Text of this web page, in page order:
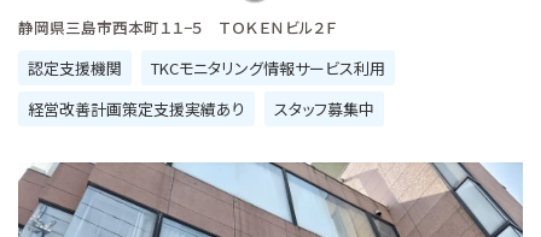
静岡県三島市西本町１１−５ ＴＯＫＥＮビル２Ｆ
認定支援機関
TKCモニタリング情報サービス利用
経営改善計画策定支援実績あり
スタッフ募集中